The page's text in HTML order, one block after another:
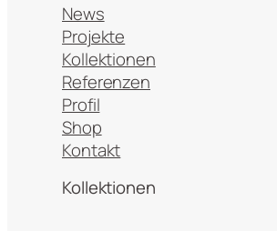
News
Projekte
Kollektionen
Referenzen
Profil
Shop
Kontakt
Kollektionen